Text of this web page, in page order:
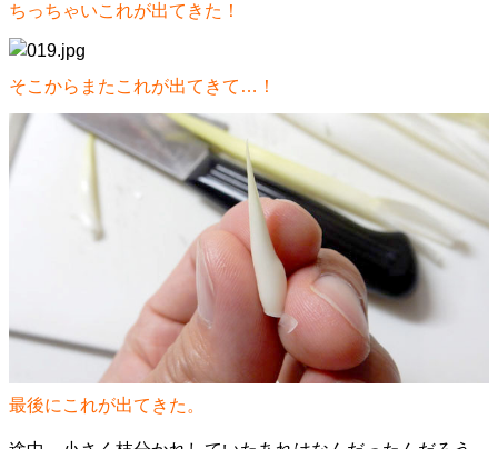
ちっちゃいこれが出てきた！
そこからまたこれが出てきて…！
最後にこれが出てきた。